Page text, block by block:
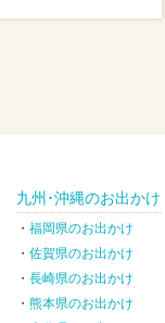
九州･沖縄のお出かけ
福岡県のお出かけ
佐賀県のお出かけ
長崎県のお出かけ
熊本県のお出かけ